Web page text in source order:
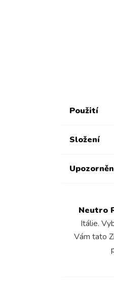
Použití
Složení
Neutro
Itálie.
Vám tato